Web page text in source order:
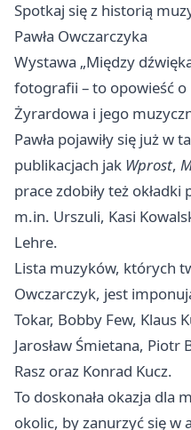
Spotkaj się z historią
Pawła Owczarczyka
Wystawa „Między
fotografii – to opowieść o
Żyrardowa i jego
Pawła pojawiły się już w
publikacjach jak Wprost,
prace zdobiły też
m.in. Urszuli, Kasi
Lehre.
Lista muzyków, których
Owczarczyk, jest
Tokar, Bobby Few, Klaus
Jarosław Śmietana,
Rasz oraz Konrad Kucz.
To doskonała okazja dla
okolic, by zanurzyć się